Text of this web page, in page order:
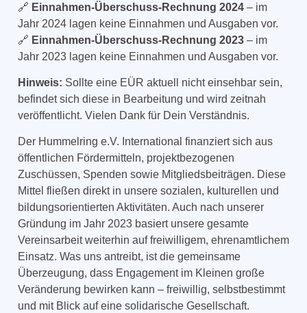
🔗 Einnahmen-Überschuss-Rechnung 2024 – im
Jahr 2024 lagen keine Einnahmen und Ausgaben vor.
🔗 Einnahmen-Überschuss-Rechnung 2023 – im
Jahr 2023 lagen keine Einnahmen und Ausgaben vor.
Hinweis: Sollte eine EÜR aktuell nicht einsehbar sein,
befindet sich diese in Bearbeitung und wird zeitnah
veröffentlicht. Vielen Dank für Dein Verständnis.
Der Hummelring e.V. International finanziert sich aus
öffentlichen Fördermitteln, projektbezogenen
Zuschüssen, Spenden sowie Mitgliedsbeiträgen. Diese
Mittel fließen direkt in unsere sozialen, kulturellen und
bildungsorientierten Aktivitäten. Auch nach unserer
Gründung im Jahr 2023 basiert unsere gesamte
Vereinsarbeit weiterhin auf freiwilligem, ehrenamtlichem
Einsatz. Was uns antreibt, ist die gemeinsame
Überzeugung, dass Engagement im Kleinen große
Veränderung bewirken kann – freiwillig, selbstbestimmt
und mit Blick auf eine solidarische Gesellschaft.